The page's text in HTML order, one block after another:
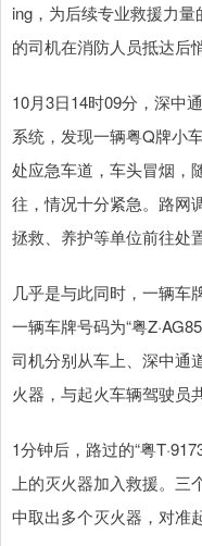
ing，为后续专业救援力
的司机在消防人员抵达后
10月3日14时09分，深中
系统，发现一辆粤Q牌小
处应急车道，车头冒烟，
往，情况十分紧急。路网
拯救、养护等单位前往处置
几乎是与此同时，一辆车
一辆车牌号码为“粤
司机分别从车上、深中通
火器，与起火车辆驾驶员
1分钟后，路过的“粤
上的灭火器加入救援。三
中取出多个灭火器，对准